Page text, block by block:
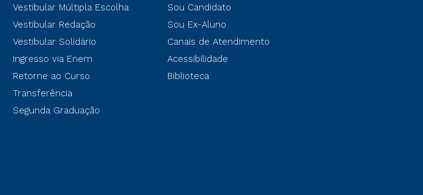
Vestibular Múltipla Escolha
Vestibular Redação
Vestibular Solidário
Ingresso via Enem
Retorne ao Curso
Transferência
Segunda Graduação
Sou Candidato
Sou Ex-Aluno
Canais de Atendimento
Acessibilidade
Biblioteca